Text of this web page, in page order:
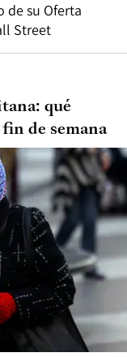
de su Oferta
Street
qué
de semana